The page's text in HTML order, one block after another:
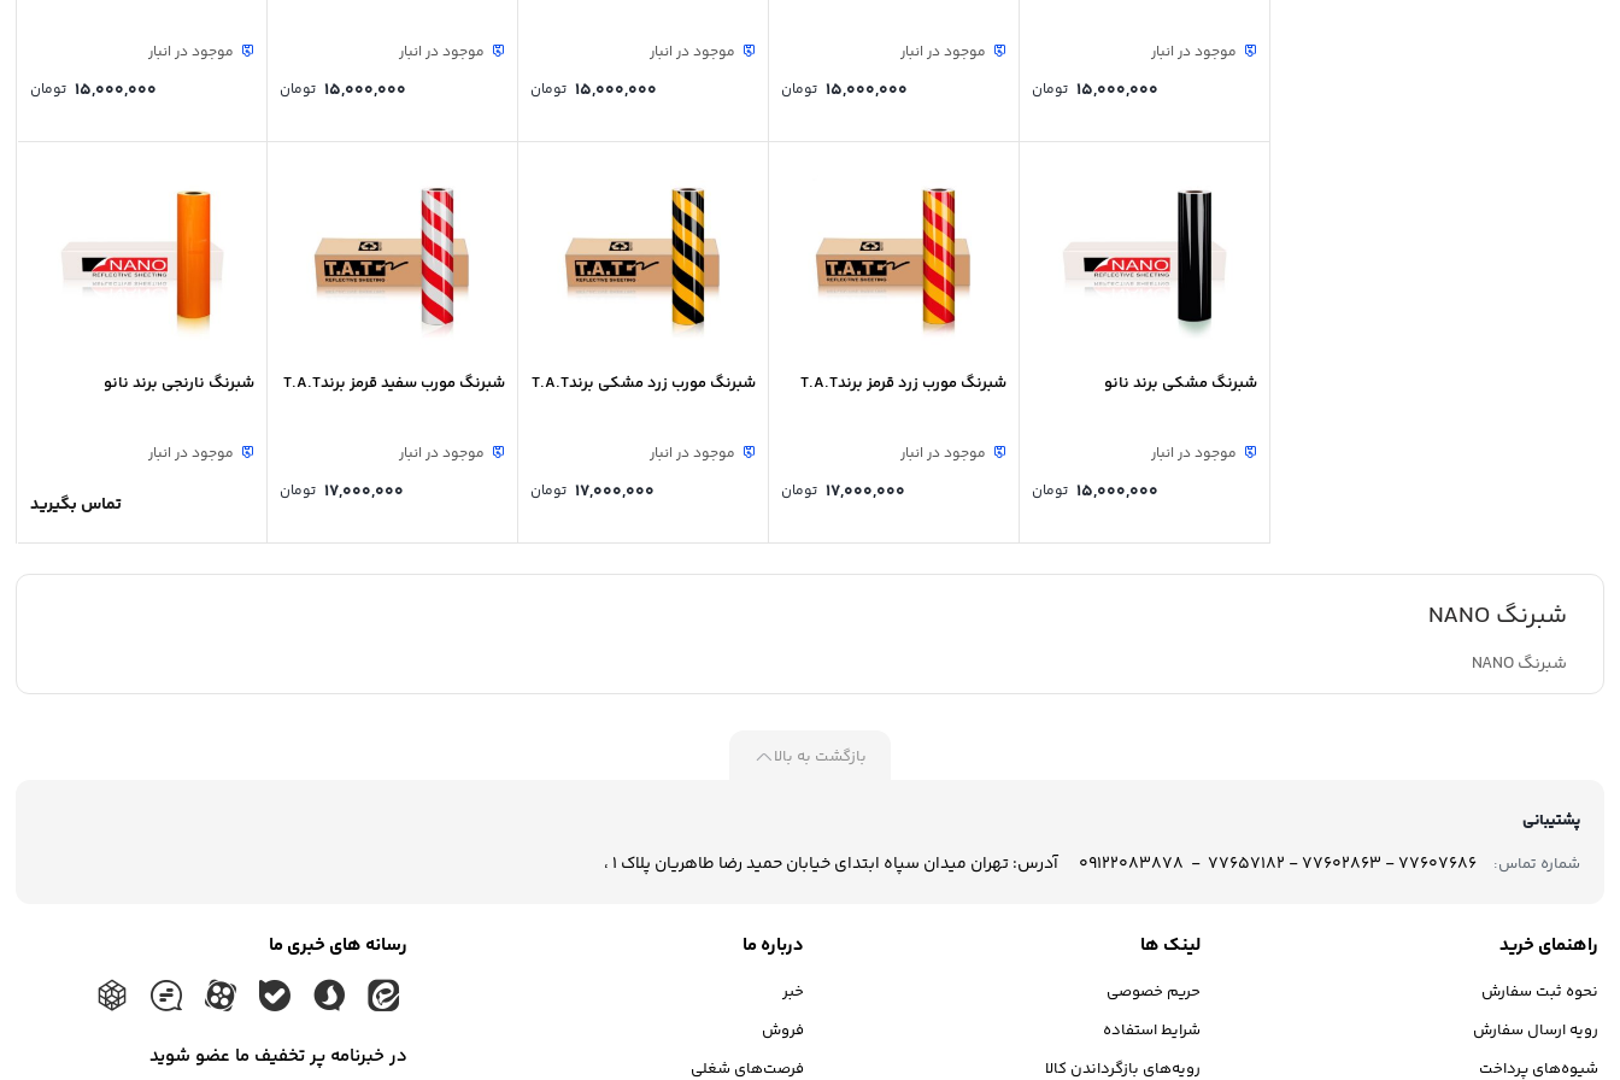
موجود در انبار
15,000,000 تومان
موجود در انبار
15,000,000 تومان
موجود در انبار
15,000,000 تومان
موجود در انبار
15,000,000 تومان
موجود در انبار
15,000,000 تومان
شبرنگ مشکی برند نانو
موجود در انبار
15,000,000 تومان
شبرنگ مورب زرد قرمز برندT.A.T
موجود در انبار
17,000,000 تومان
شبرنگ مورب زرد مشکی برندT.A.T
موجود در انبار
17,000,000 تومان
شبرنگ مورب سفید قرمز برندT.A.T
موجود در انبار
17,000,000 تومان
شبرنگ نارنجی برند نانو
موجود در انبار
تماس بگیرید
شبرنگ NANO
شبرنگ NANO
بازگشت به بالا
پشتیبانی
شماره تماس:
77607686 - 77602863 - 77657182 - 09122083878 آدرس: تهران میدان سپاه ابتدای خیابان حمید رضا طاهریان پلاک 1 ،
راهنمای خرید
نحوه ثبت سفارش
رویه ارسال سفارش
شیوه‌های پرداخت
لینک ها
حریم خصوصی
شرایط استفاده
رویه‌های بازگرداندن کالا
درباره ما
خبر
فروش
فرصت‌های شغلی
رسانه های خبری ما
در خبرنامه پر تخفیف ما عضو شوید